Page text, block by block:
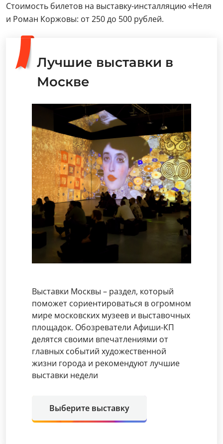
Стоимость билетов на выставку-инсталляцию «Неля
и Роман Коржовы: от 250 до 500 рублей.
Лучшие выставки в
Москве
Выставки Москвы – раздел, который
поможет сориентироваться в огромном
мире московских музеев и выставочных
площадок. Обозреватели Афиши-КП
делятся своими впечатлениями от
главных событий художественной
жизни города и рекомендуют лучшие
выставки недели
Выберите выставку